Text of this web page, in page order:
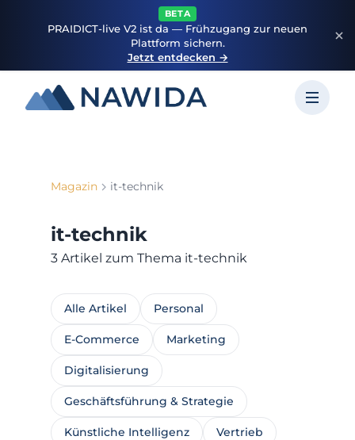
BETA
PRAIDICT-live V2 ist da — Frühzugang zur neuen
Plattform sichern.
Jetzt entdecken →
Magazin it-technik
it-technik
3 Artikel zum Thema it-technik
Alle Artikel Personal
E-Commerce Marketing
Digitalisierung
Geschäftsführung & Strategie
Künstliche Intelligenz Vertrieb